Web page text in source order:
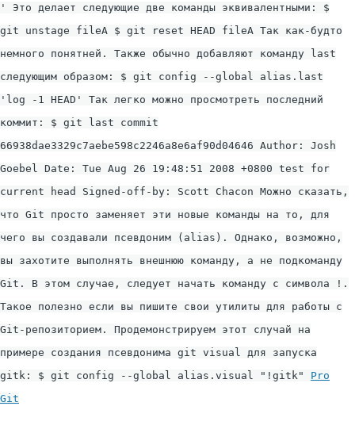
' Это делает следующие две команды эквивалентными: $
git unstage fileA $ git reset HEAD fileA Так как-будто
немного понятней. Также обычно добавляют команду
last
следующим образом: $ git config --global alias.last
'log -1 HEAD' Так легко можно просмотреть последний
коммит: $ git last commit
66938dae3329c7aebe598c2246a8e6af90d04646 Author: Josh
Goebel Date: Tue Aug 26 19:48:51 2008 +0800 test for
current head Signed-off-by: Scott Chacon Можно сказать,
что Git просто заменяет эти новые команды на то, для
чего вы создавали псевдоним (alias). Однако, возможно,
вы захотите выполнять внешнюю команду, а не подкоманду
Git. В этом случае, следует начать команду с символа
! .
Такое полезно если вы пишите свои утилиты для работы с
Git-репозиторием. Продемонстрируем этот случай на
примере создания псевдонима git visual
для запуска
gitk : $ git config --global alias.visual "!gitk" Pro
Git